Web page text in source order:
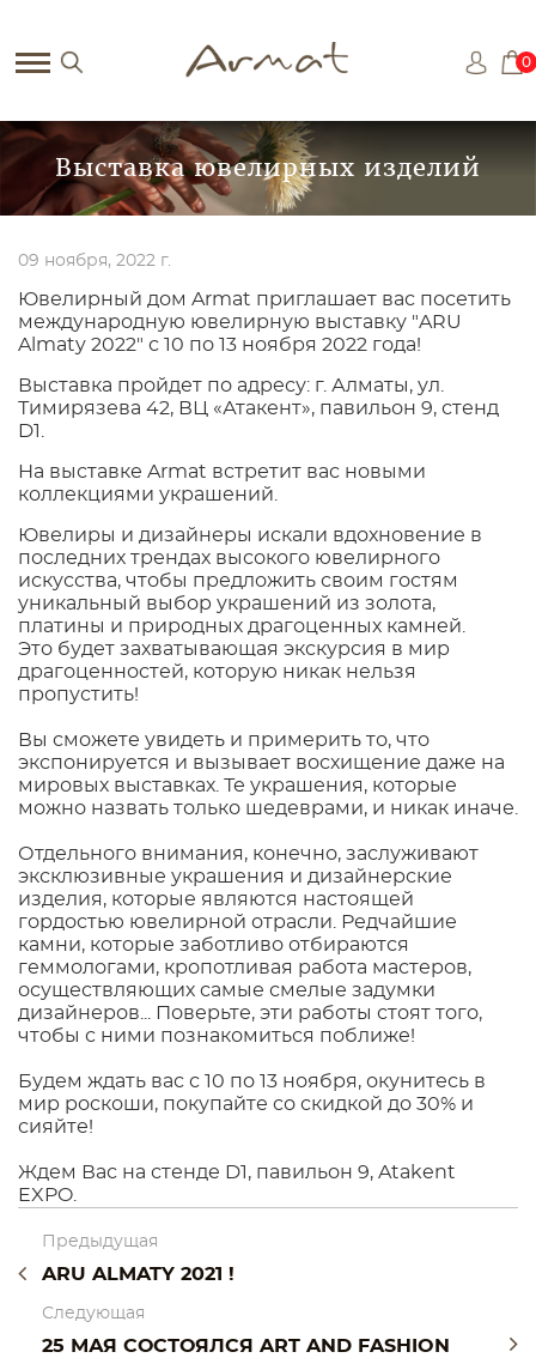
0
Выставка ювелирных изделий
09 ноября, 2022 г.
Ювелирный дом Armat приглашает вас посетить
международную ювелирную выставку "ARU
Almaty 2022" с 10 по 13 ноября 2022 года!
Выставка пройдет по адресу: г. Алматы, ул.
Тимирязева 42, ВЦ «Атакент», павильон 9, стенд
D1.
На выставке Armat встретит вас новыми
коллекциями украшений.
Ювелиры и дизайнеры искали вдохновение в
последних трендах высокого ювелирного
искусства, чтобы предложить своим гостям
уникальный выбор украшений из золота,
платины и природных драгоценных камней.
Это будет захватывающая экскурсия в мир
драгоценностей, которую никак нельзя
пропустить!
Вы сможете увидеть и примерить то, что
экспонируется и вызывает восхищение даже на
мировых выставках. Те украшения, которые
можно назвать только шедеврами, и никак иначе.
Отдельного внимания, конечно, заслуживают
эксклюзивные украшения и дизайнерские
изделия, которые являются настоящей
гордостью ювелирной отрасли. Редчайшие
камни, которые заботливо отбираются
геммологами, кропотливая работа мастеров,
осуществляющих самые смелые задумки
дизайнеров... Поверьте, эти работы стоят того,
чтобы с ними познакомиться поближе!
Будем ждать вас с 10 по 13 ноября, окунитесь в
мир роскоши, покупайте со скидкой до 30% и
сияйте!
Ждем Вас на стенде D1, павильон 9, Atakent
EXPO.
Предыдущая
ARU ALMATY 2021 !
Следующая
25 МАЯ СОСТОЯЛСЯ ART AND FASHION